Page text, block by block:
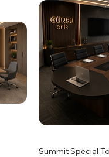
Summit Special